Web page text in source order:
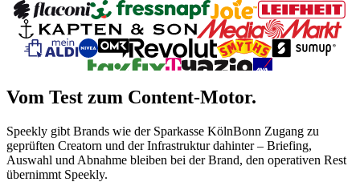
Vom Test zum Content-Motor.
Speekly gibt Brands wie der Sparkasse KölnBonn Zugang zu
geprüften Creatorn und der Infrastruktur dahinter – Briefing,
Auswahl und Abnahme bleiben bei der Brand, den operativen Rest
übernimmt Speekly.